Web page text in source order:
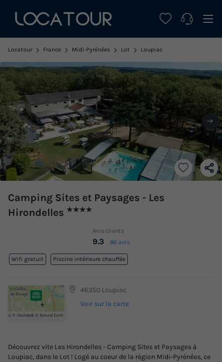
Locatour France Midi-Pyrénées Lot Loupiac
Camping Sites et Paysages - Les
Hirondelles ★★★★
Avis clients
9.3 86 avis
Wifi gratuit Piscine intérieure chauffée
46350 Loupiac
Voir sur la carte
Découvrez vite Les Hirondelles - Camping Sites et Paysages à
Loupiac, dans le Lot ! Logé au coeur de la région Midi-Pyrénées, ce